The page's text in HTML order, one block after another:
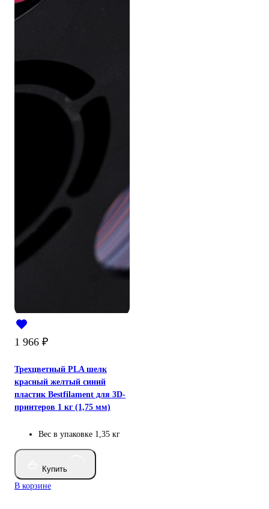
1 966 ₽
Трехцветный PLA шелк
красный желтый синий
пластик Bestfilament для 3D-
принтеров 1 кг (1,75 мм)
Вес в упаковке 1,35 кг
Купить
В корзине